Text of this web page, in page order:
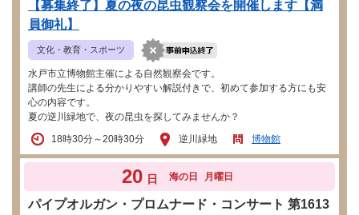
【募集終了】夏の夜の昆虫観察会を開催します【満
員御礼】
文化・教育・スポーツ
水戸市立博物館主催による自然観察会です。
講師の先生による分かりやすい解説付きで、初めて参加する方にも安
心の内容です。
夏の逆川緑地で、夜の昆虫を探してみませんか？
18時30分～20時30分
逆川緑地 博物館
20 日 海の日 月曜日
パイプオルガン・プロムナード・コンサート 第1613